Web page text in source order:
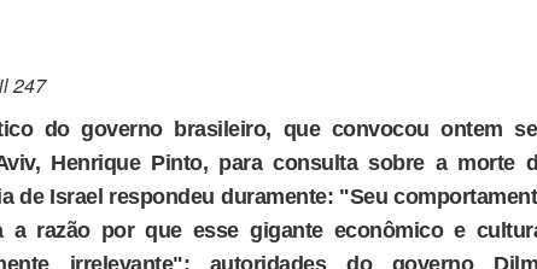
247
do governo brasileiro, que convocou ontem
Henrique Pinto, para consulta sobre a morte
de Israel respondeu duramente: "Seu
a razão por que esse gigante econômico e
irrelevante"; autoridades do governo